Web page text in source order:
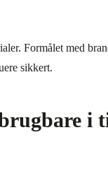
Formålet med
sikkert.
i